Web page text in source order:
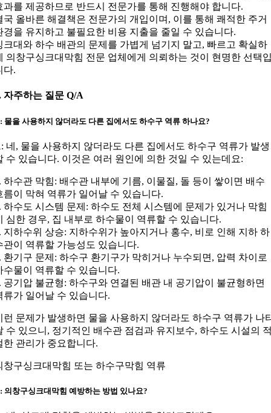
과를 제공하므로 반드시 전문가를 통해 진행해야 합니다.
국 올바른 해결책은 전문가의 개입이며, 이를 통해 쾌적한 주거
경을 유지하고 불필요한 비용 지출을 줄일 수 있습니다.
크대와 하수 배관의 문제를 가볍게 넘기지 말고, 빠르고 확실하
의창구싱크대막힘 전문 업체에게 의뢰하는 것이 현명한 선택
다.
자주하는 질문 Q/A
물을 사용하지 않더라도 다른 집에서도 하수구 역류 하나요?
네, 물을 사용하지 않더라도 다른 집에서도 하수구 역류가 발생
수 있습니다. 이것은 여러 원인에 의한 것일 수 있는데요:
하수관 막힘: 배수관 내부에 기름, 이물질, 돌 등이 쌓이면 배수
름이 막혀 역류가 일어날 수 있습니다.
하수도 시스템 문제: 하수도 전체 시스템에 문제가 있거나 막힘
심한 경우, 집 내부로 하수물이 역류할 수 있습니다.
지하수위 상승: 지하수위가 높아지거나 홍수, 비로 인해 지하 하
관이 역류할 가능성도 있습니다.
환기구 문제: 하수구 환기구가 막히거나 누수되면, 압력 차이로
수물이 역류할 수 있습니다.
공기압 불균형: 하수구와 연결된 배관 내 공기압이 불균형하면
류가 일어날 수 있습니다.
런 문제가 발생하면 물을 사용하지 않더라도 하수구 역류가 나
수 있으니, 정기적인 배수관 점검과 유지보수, 하수도 시설의
한 관리가 중요합니다.
창구싱크대막힘 또는 하수구막힘 역류
의창구싱크대막힘 예방하는 방법 있나요?